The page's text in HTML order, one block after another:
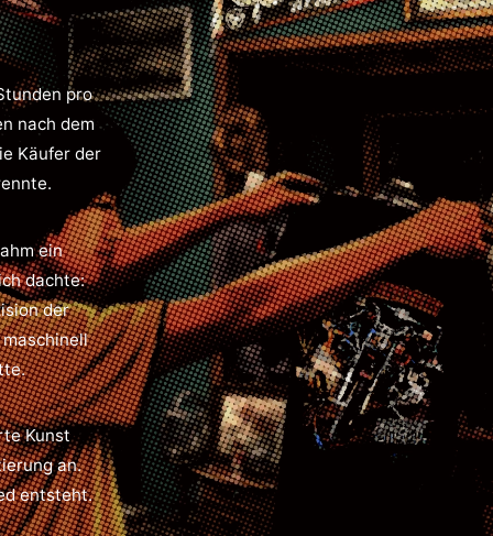
pro
nach dem
Käufer der
ein
dachte:
der
Kunst
an.
entsteht.